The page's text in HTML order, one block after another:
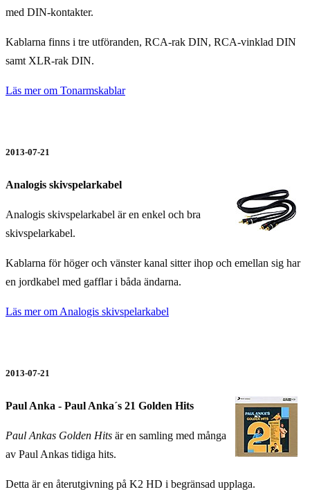
med DIN-kontakter.
Kablarna finns i tre utföranden, RCA-rak DIN, RCA-vinklad DIN
samt XLR-rak DIN.
Läs mer om Tonarmskablar
2013-07-21
Analogis skivspelarkabel
Analogis skivspelarkabel är en enkel och bra
skivspelarkabel.
Kablarna för höger och vänster kanal sitter ihop och emellan sig har
en jordkabel med gafflar i båda ändarna.
Läs mer om Analogis skivspelarkabel
2013-07-21
Paul Anka - Paul Anka´s 21 Golden Hits
Paul Ankas Golden Hits är en samling med många
av Paul Ankas tidiga hits.
Detta är en återutgivning på K2 HD i begränsad upplaga.